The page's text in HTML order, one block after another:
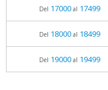
Del 17000al 17499
Del 18000al 18499
Del 19000al 19499